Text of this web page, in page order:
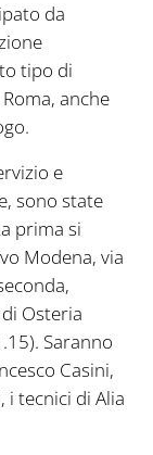
da
tipo di
anche
e
sono state
prima si
Modena, via
Osteria
Saranno
Casini,
i tecnici di Alia